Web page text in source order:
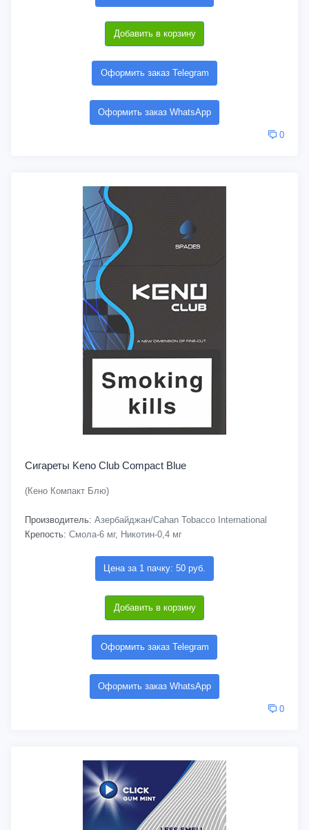
Добавить в корзину
Оформить заказ Telegram
Оформить заказ WhatsApp
0
Сигареты Keno Club Compact Blue
(Кено Компакт Блю)
Производитель: Азербайджан/Cahan Tobacco International
Крепость: Смола-6 мг, Никотин-0,4 мг
Цена за 1 пачку: 50 руб.
Добавить в корзину
Оформить заказ Telegram
Оформить заказ WhatsApp
0